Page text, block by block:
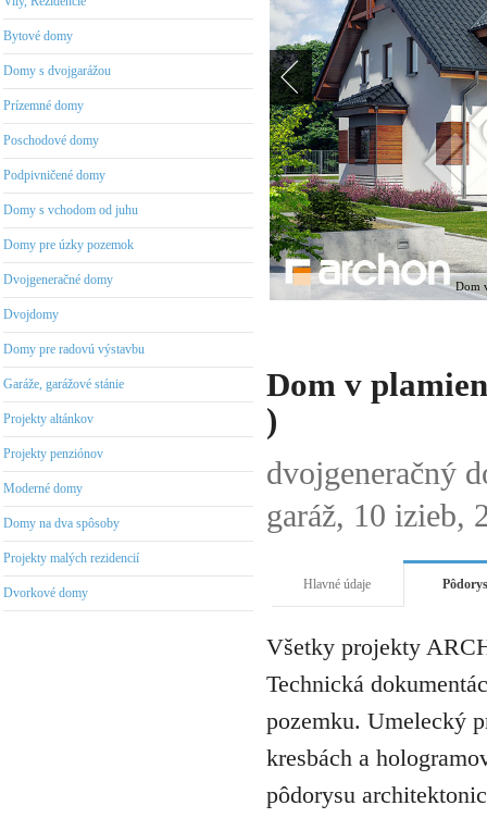
Bytové domy
Domy s dvojgarážou
Prízemné domy
Poschodové domy
Podpivničené domy
Domy s vchodom od juhu
Domy pre úzky pozemok
Dvojgeneračné domy
Dvojdomy
Domy pre radovú výstavbu
Garáže, garážové stánie
Projekty altánkov
Projekty penziónov
Moderné domy
Domy na dva spôsoby
Projekty malých rezidencií
Dvorkové domy
Dom
Dom v
)
dvojgeneračný
garáž, 10 izieb,
Hlavné údaje
Všetky projekty
Technická
pozemku. Umelecký
kresbách a
pôdorysu